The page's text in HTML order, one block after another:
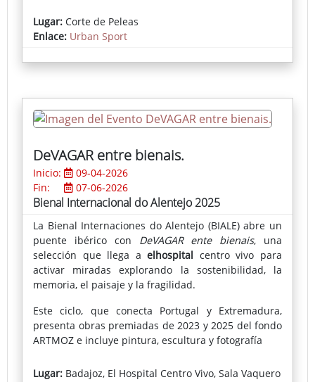
En cada localidad se instala una pista deportiva
portátil donde se puede practicar skate, voleibol,
actividades muy demandadas por los más jóvenes.
Ayuntamiento o en la propia pista el día del evento.
Lugar: Corte de Peleas
Enlace: Urban Sport
DeVAGAR entre bienais.
Inicio:
09-04-2026
Fin:
07-06-2026
Bienal Internacional do Alentejo 2025
La Bienal Internaciones do Alentejo (BIALE) abre un
puente ibérico con DeVAGAR ente bienais, una
selección que llega aelhospital centro vivo para
activar miradas explorando la sostenibilidad, la
memoria, el paisaje y la fragilidad.
Este ciclo, que conecta Portugal y Extremadura,
presenta obras premiadas de 2023 y 2025 del fondo
ARTMOZ e incluye pintura, escultura y fotografía
Lugar: Badajoz, El Hospital Centro Vivo, Sala Vaquero